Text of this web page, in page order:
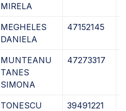
MIRELA
MEGHELES
DANIELA
47152145
MUNTEANU
TANES
SIMONA
47273317
TONESCU
39491221